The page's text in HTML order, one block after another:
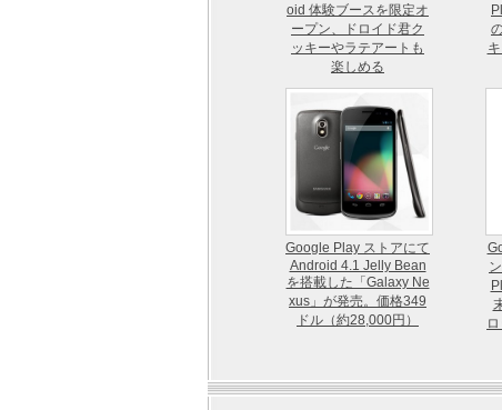
oid 体験ブースを限定オ
ープン、ドロイド君ク
ッキーやラテアートも
楽しめる
Google Play ストアにて
Android 4.1 Jelly Bean
を搭載した「Galaxy Ne
xus」が発売。価格349
ドル（約28,000円）